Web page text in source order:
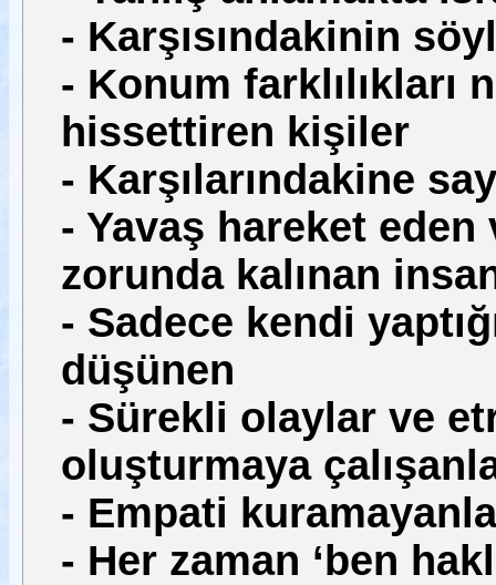
- Karşısındakinin
- Konum farklılıkları
hissettiren kişiler
- Karşılarındakine
- Yavaş hareket
zorunda kalınan
- Sadece kendi
düşünen
- Sürekli olaylar ve
oluşturmaya
- Empati
- Her zaman ‘ben